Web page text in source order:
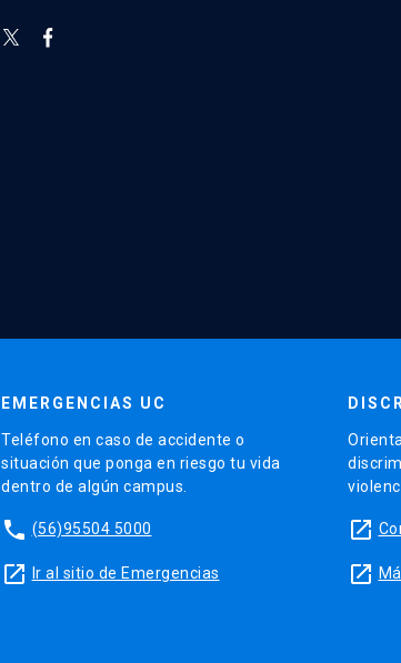
EMERGENCIAS UC
Teléfono en caso de accidente o
situación que ponga en riesgo tu vida
dentro de algún campus.
phone (56)95504 5000
launch Ir al sitio de Emergencias
launch
launch